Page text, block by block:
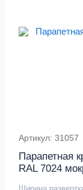
Артикул: 31057
Парапетная
RAL 7024